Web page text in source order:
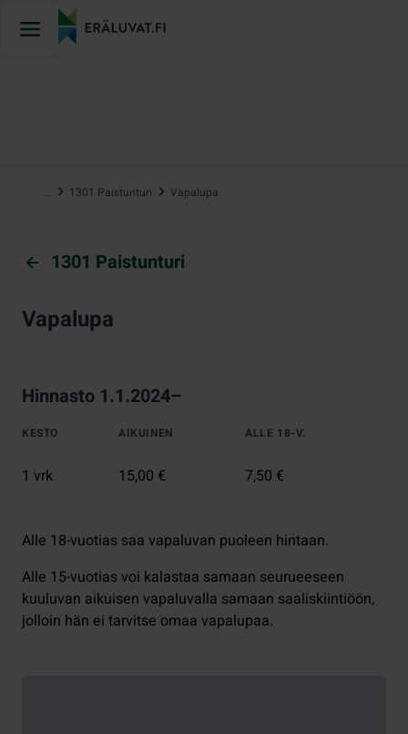
sisältöön
… 1301 Paistunturi Vapalupa
1301 Paistunturi
Vapalupa
Hinnasto 1.1.2024–
KESTO AIKUINEN ALLE 18-V.
1 vrk 15,00 € 7,50 €
Alle 18-vuotias saa vapaluvan puoleen hintaan.
Alle 15-vuotias voi kalastaa samaan seurueeseen
kuuluvan aikuisen vapaluvalla samaan saaliskiintiöön,
jolloin hän ei tarvitse omaa vapalupaa.